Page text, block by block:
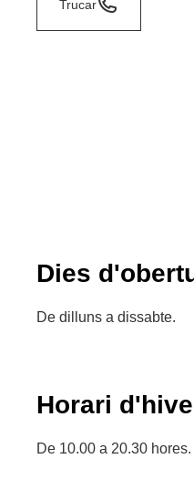
Trucar
Dies
De dilluns a dissabte.
Horari
De 10.00 a 20.30 hores.